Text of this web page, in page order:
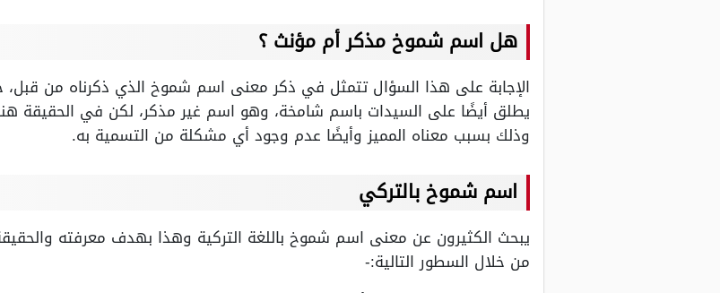
هل اسم شموخ مذكر أم مؤنث ؟
الإجابة على هذا السؤال تتمثل في ذكر معنى اسم شموخ الذي ذكرناه من قبل،
يطلق أيضًا على السيدات باسم شامخة، وهو اسم غير مذكر، لكن في الحقيقة
وذلك بسبب معناه المميز وأيضًا عدم وجود أي مشكلة من التسمية به.
اسم شموخ بالتركي
يبحث الكثيرون عن معنى اسم شموخ باللغة التركية وهذا بهدف معرفته
من خلال السطور التالية:-